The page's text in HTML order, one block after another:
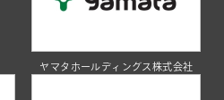
ヤマタホールディングス株式会社